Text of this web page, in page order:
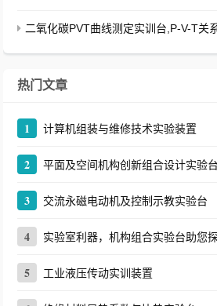
二氧化碳PVT曲线测定实训台,P-V-T关
热门文章
1 计算机组装与维修技术实验装置
2 平面及空间机构创新组合设计实验台
3 交流永磁电动机及控制示教实验台
4 实验室利器，机构组合实验台助您
5 工业液压传动实训装置